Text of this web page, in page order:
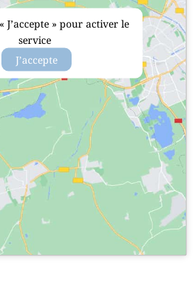
J’accepte » pour activer le
service
J’accepte